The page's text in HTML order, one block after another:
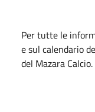
Per tutte le
e sul calendario
del Mazara Calcio.